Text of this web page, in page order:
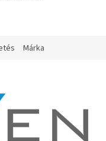
Márka